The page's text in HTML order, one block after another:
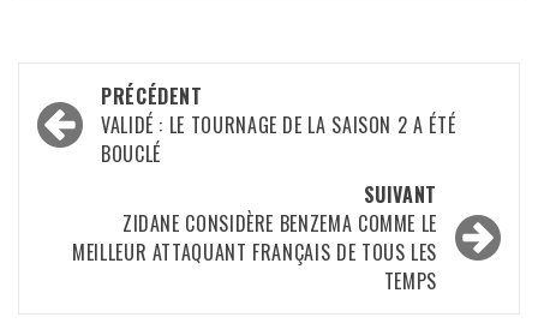
Navigation
d’article
PRÉCÉDENT
VALIDÉ : LE TOURNAGE DE LA SAISON 2 A ÉTÉ
BOUCLÉ
SUIVANT
ZIDANE CONSIDÈRE BENZEMA COMME LE
MEILLEUR ATTAQUANT FRANÇAIS DE TOUS LES
TEMPS